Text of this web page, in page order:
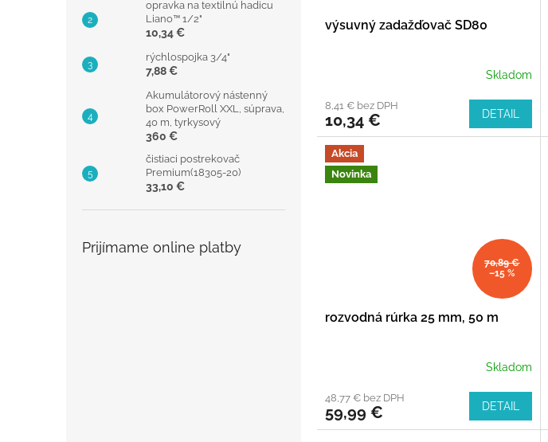
opravka na textilnú hadicu
Liano™ 1/2"
10,34 €
rýchlospojka 3/4"
7,88 €
Akumulátorový nástenný
box PowerRoll XXL, súprava,
40 m, tyrkysový
360 €
čistiaci postrekovač
Premium(18305-20)
33,10 €
Prijímame online platby
výsuvný zadažďovač SD80
Skladom
8,41 € bez DPH
10,34 € DETAIL
Akcia
Novinka
70,89 €
–15 %
rozvodná rúrka 25 mm, 50 m
Skladom
48,77 € bez DPH
59,99 € DETAIL